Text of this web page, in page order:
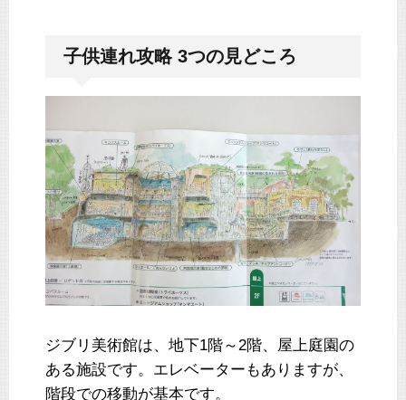
子供連れ攻略 3つの見どころ
ジブリ美術館は、地下1階～2階、屋上庭園の
ある施設です。エレベーターもありますが、
階段での移動が基本です。